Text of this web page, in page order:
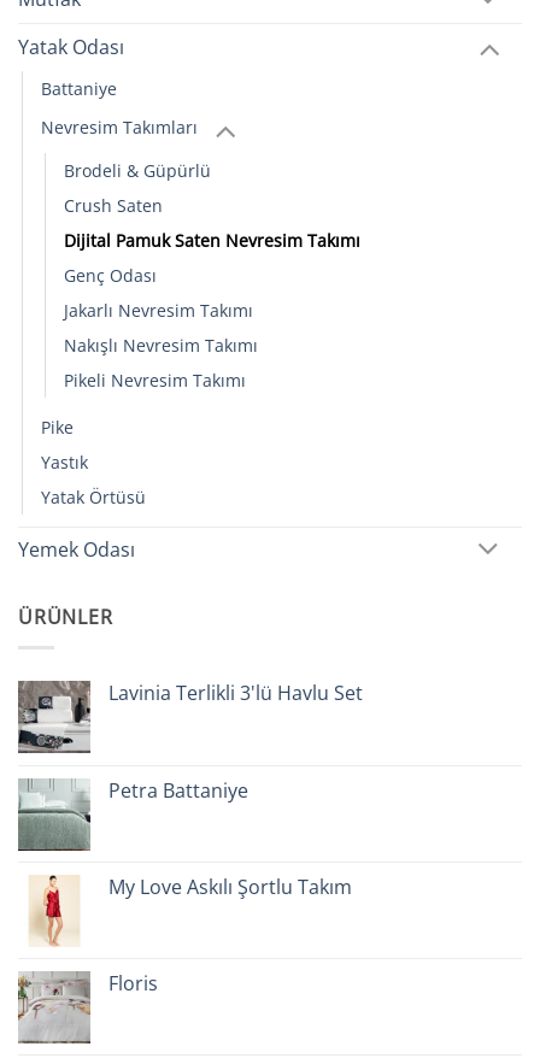
Yatak Odası
Battaniye
Nevresim Takımları
Brodeli & Güpürlü
Crush Saten
Dijital Pamuk Saten Nevresim Takımı
Genç Odası
Jakarlı Nevresim Takımı
Nakışlı Nevresim Takımı
Pikeli Nevresim Takımı
Pike
Yastık
Yatak Örtüsü
Yemek Odası
ÜRÜNLER
Lavinia Terlikli 3'lü Havlu Set
Petra Battaniye
My Love Askılı Şortlu Takım
Floris